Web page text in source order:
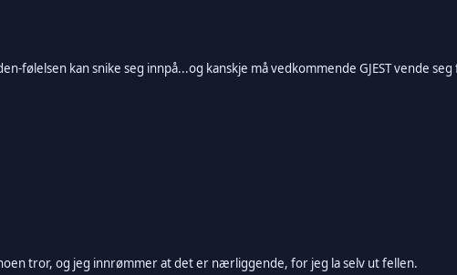
følelsen kan snike seg innpå...og kanskje må vedkommende GJEST vende seg
tror, og jeg innrømmer at det er nærliggende, for jeg la selv ut fellen.